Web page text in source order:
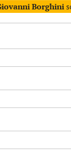
Borghini